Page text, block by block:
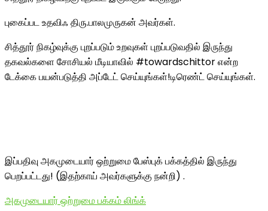
புகைப்பட உதவிஃ திரு.பாலமுருகன் அவர்கள்.
சித்தூர் நிகழ்வுக்கு புறப்படும் உறவுகள் புறப்படுவதில் இருந்து
தகவல்களை சோசியல் மீடியாவில் #towardschittor என்ற
டேக்கை பயன்படுத்தி அப்டேட் செய்யுங்கள்!டிரெண்ட் செய்யுங்கள்.
இப்பதிவு அகமுடையார் ஒற்றுமை பேஸ்புக் பக்கத்தில் இருந்து
பெறப்பட்டது! (இதற்காய் அவர்களுக்கு நன்றி) .
அகமுடையார் ஒற்றுமை பக்கம் லிங்க்